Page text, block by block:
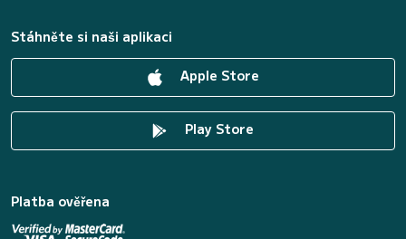
Stáhněte si naši aplikaci
Apple Store
Play Store
Platba ověřena